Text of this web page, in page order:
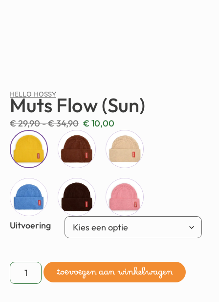
HELLO HOSSY
Muts Flow (Sun)
€29,90-€34,90 € 10,00
Uitvoering
toevoegen aan winkelwagen